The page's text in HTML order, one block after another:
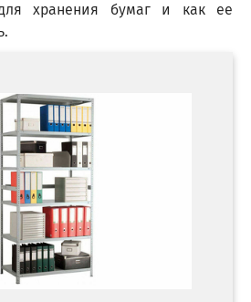
хранения бумаг и как ее